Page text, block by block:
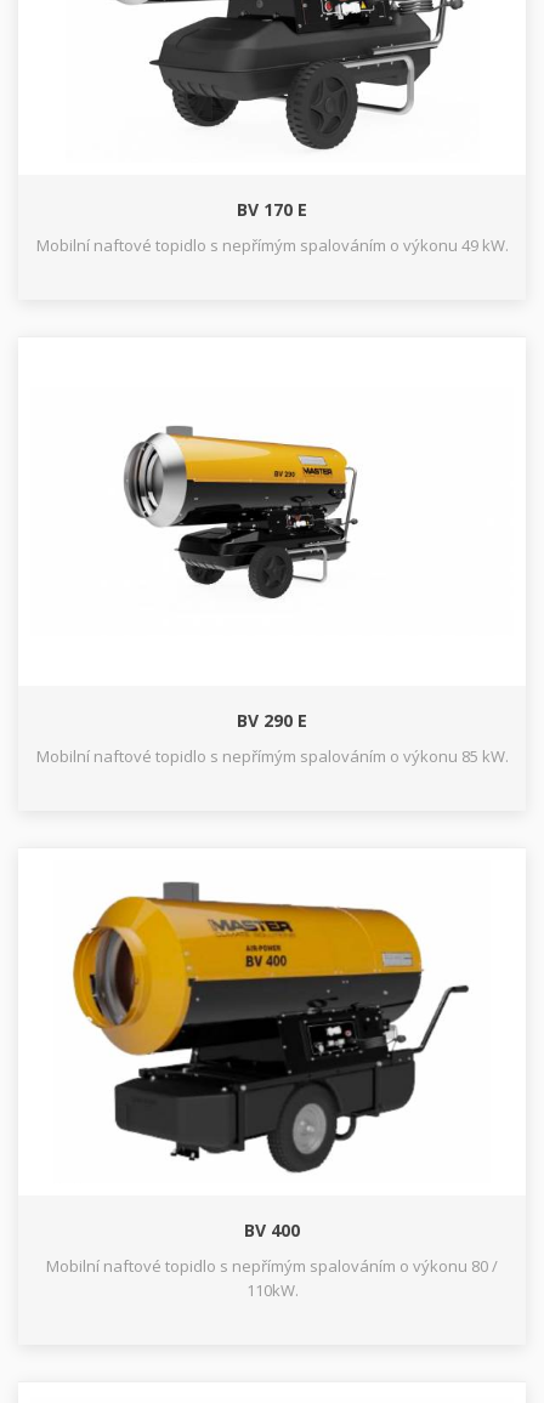
BV 170 E
Mobilní naftové topidlo s nepřímým spalováním o výkonu 49 kW.
BV 290 E
Mobilní naftové topidlo s nepřímým spalováním o výkonu 85 kW.
BV 400
Mobilní naftové topidlo s nepřímým spalováním o výkonu 80 /
110kW.